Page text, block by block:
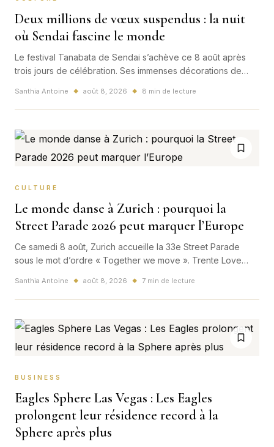
Deux millions de vœux suspendus : la nuit
où Sendai fascine le monde
Le festival Tanabata de Sendai s’achève ce 8 août après
trois jours de célébration. Ses immenses décorations de
visiteurs attendus en font l’une des images culturelles les
plus puissantes de l’été japonais.
Santhia Antoine ◆ août 8, 2026 ◆ 8 min de lecture
CULTURE
Le monde danse à Zurich : pourquoi la
Street Parade 2026 peut marquer l’Europe
Ce samedi 8 août, Zurich accueille la 33e Street Parade
sous le mot d’ordre « Together we move ». Trente Love
entièrement réorganisée : bien plus qu’une fête techno,
l’événement est un test culturel, touristique et logistique
Santhia Antoine ◆ août 8, 2026 ◆ 7 min de lecture
BUSINESS
Eagles Sphere Las Vegas : Les Eagles
prolongent leur résidence record à la
Sphere après plus